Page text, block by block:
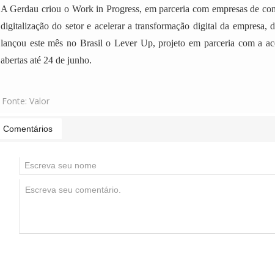
A Gerdau criou o Work in Progress, em parceria com empresas de
digitalização do setor e acelerar a transformação digital da
lançou este mês no Brasil o Lever Up, projeto em parceria com a
abertas até 24 de junho.
Fonte: Valor
Comentários